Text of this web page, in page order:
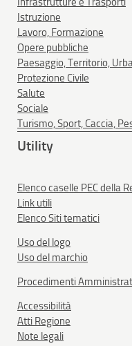
Istruzione
Lavoro, Formazione
Opere pubbliche
Paesaggio, Territorio,
Protezione Civile
Salute
Sociale
Turismo, Sport, Caccia,
Utility
Elenco caselle PEC della
Link utili
Elenco Siti tematici
Uso del logo
Uso del marchio
Procedimenti
Accessibilità
Atti Regione
Note legali